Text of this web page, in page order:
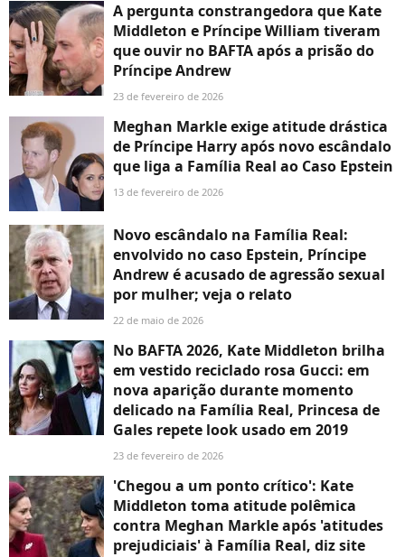
A pergunta constrangedora que Kate
Middleton e Príncipe William tiveram
que ouvir no BAFTA após a prisão do
Príncipe Andrew
23 de fevereiro de 2026
Meghan Markle exige atitude drástica
de Príncipe Harry após novo escândalo
que liga a Família Real ao Caso Epstein
13 de fevereiro de 2026
Novo escândalo na Família Real:
envolvido no caso Epstein, Príncipe
Andrew é acusado de agressão sexual
por mulher; veja o relato
22 de maio de 2026
No BAFTA 2026, Kate Middleton brilha
em vestido reciclado rosa Gucci: em
nova aparição durante momento
delicado na Família Real, Princesa de
Gales repete look usado em 2019
23 de fevereiro de 2026
'Chegou a um ponto crítico': Kate
Middleton toma atitude polêmica
contra Meghan Markle após 'atitudes
prejudiciais' à Família Real, diz site